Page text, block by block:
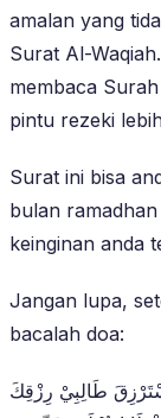
amalan yang
Surat Al-
membaca
pintu rezeki
Surat ini bisa
bulan
keinginan anda
Jangan lupa,
bacalah doa:
طَالِبِيْ رِزْقِكَ